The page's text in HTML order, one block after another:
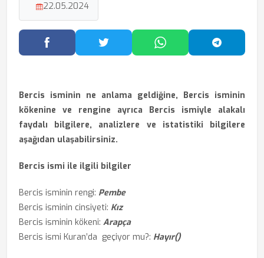
22.05.2024
Facebook'ta PaylaşTwitter'da PaylaşWhatsApp'ta Paylaş
Bercis isminin ne anlama geldiğine, Bercis isminin
kökenine ve rengine ayrıca Bercis ismiyle alakalı
faydalı bilgilere, analizlere ve istatistiki bilgilere
aşağıdan ulaşabilirsiniz.
Bercis ismi ile ilgili bilgiler
Bercis isminin rengi: Pembe
Bercis isminin cinsiyeti: Kız
Bercis isminin kökeni: Arapça
Bercis ismi Kuran’da geçiyor mu?: Hayır()